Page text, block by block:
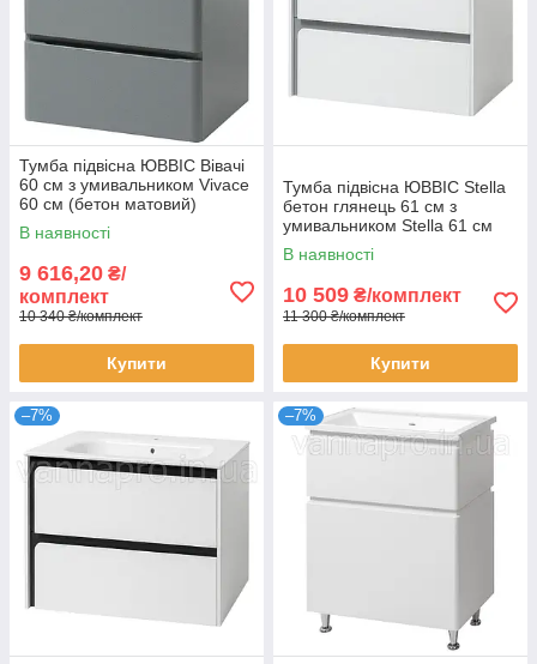
Тумба підвісна ЮВВІС Вівачі
60 см з умивальником Vivace
60 см (бетон матовий)
В наявності
9 616,20 ₴/
комплект
10 340 ₴/комплект
Купити
Тумба підвісна ЮВВІС Stella
бетон глянець 61 см з
умивальником Stella 61 см
В наявності
10 509 ₴/комплект
11 300 ₴/комплект
Купити
–7% –7%